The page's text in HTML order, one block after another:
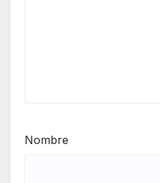
Nombre